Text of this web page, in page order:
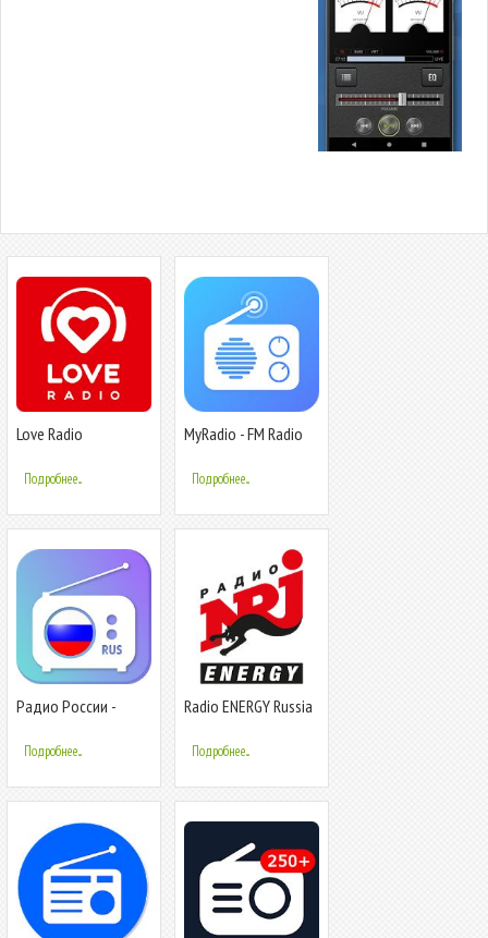
Love Radio
Подробнее...
MyRadio - FM Radio
Stations
Подробнее...
Радио России -
Подробнее...
Radio ENERGY Russia
Подробнее...